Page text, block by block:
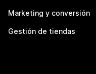
Marketing y conversión
Gestión de tiendas